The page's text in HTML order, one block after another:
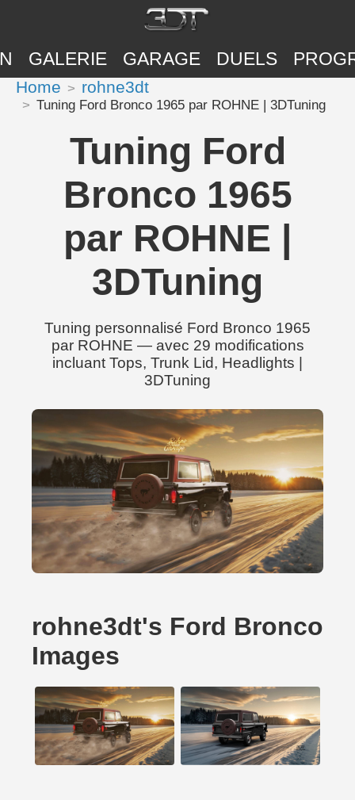
GALERIE GARAGE DUELS
Home rohne3dt
Tuning Ford Bronco 1965 par ROHNE | 3DTuning
Tuning Ford
Bronco 1965
par ROHNE |
3DTuning
Tuning personnalisé Ford Bronco 1965
par ROHNE — avec 29 modifications
incluant Tops, Trunk Lid, Headlights |
3DTuning
rohne3dt's Ford Bronco
Images